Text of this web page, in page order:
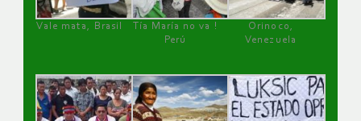
Vale mata, Brasil
Tía María no va !
Perú
Orinoco,
Venezuela